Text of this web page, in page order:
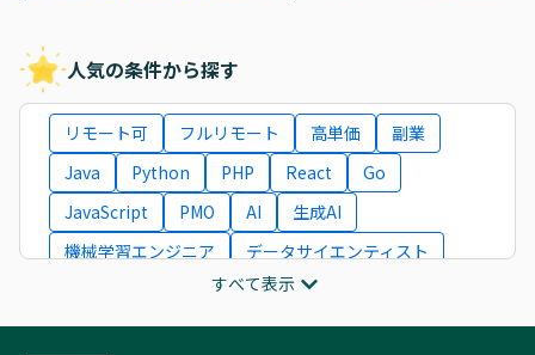
人気の条件から探す
リモート可 フルリモート 高単価
副業
Java
Python PHP React
Go
JavaScript
PMO AI
生成AI
機械学習エンジニア
データサイエンティスト
ITコンサルタント
フロントエンドエンジニア
すべて表示